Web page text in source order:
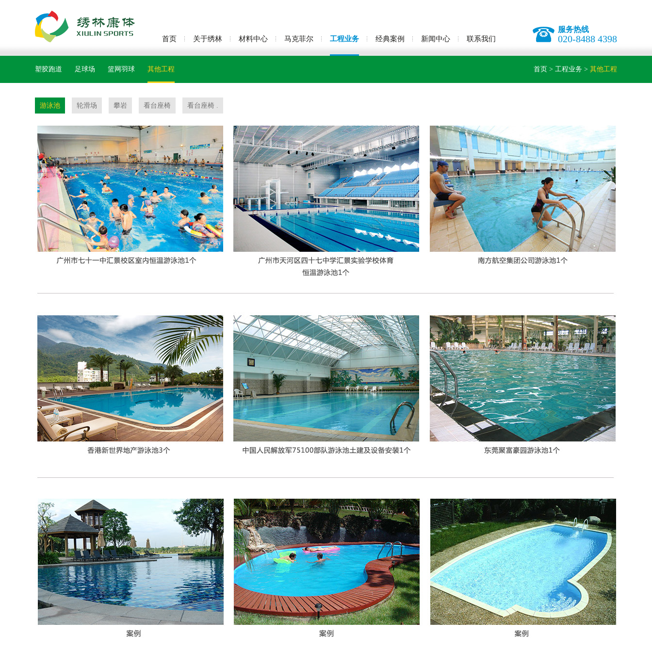
服务热线
020-8488 4398
首页 关于绣林 材料中心 马克菲尔 工程业务 经典案例 新闻中心 联系我们
首页 > 工程业务 > 其他工程
塑胶跑道 足球场 篮网羽球 其他工程
游泳池 轮滑场 攀岩 看台座椅 看台座椅 .